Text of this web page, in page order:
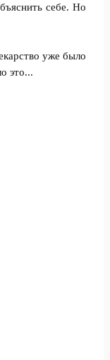
себе. Но
уже было
это...